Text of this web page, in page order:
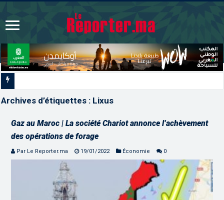
Archives d’étiquettes : Lixus
Gaz au Maroc | La société Chariot annonce l’achèvement
des opérations de forage
Par Le Reporter.ma 19/01/2022 Économie 0